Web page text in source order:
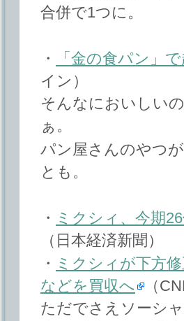
合併で1つに。
・
「金の食パン」
イン）
そんなにおいしい
ぁ。
パン屋さんのやつ
とも。
・ ミクシィ、今期
（日本経済新聞）
・ ミクシィが下方
などを買収へ
（
ただでさえソーシ